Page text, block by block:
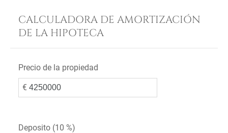
CALCULADORA DE AMORTIZACIÓN
DE LA HIPOTECA
Precio de la propiedad
€
Deposito (10 %)